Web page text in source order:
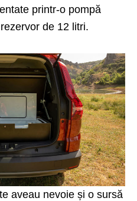
printr-o pompă
de 12 litri.
aveau nevoie și o sursă